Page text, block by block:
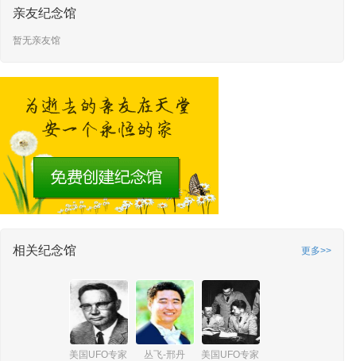
敬献时间：2025-02-12 02:45
139*****057
敬献时间：2025-02-12 02:45
亲友纪念馆
暂无亲友馆
相关纪念馆 更多>>
美国UFO专家 詹姆斯·爱德华·麦克唐纳
丛飞-邢丹 美国UFO专家 爱德华·鲁伯特